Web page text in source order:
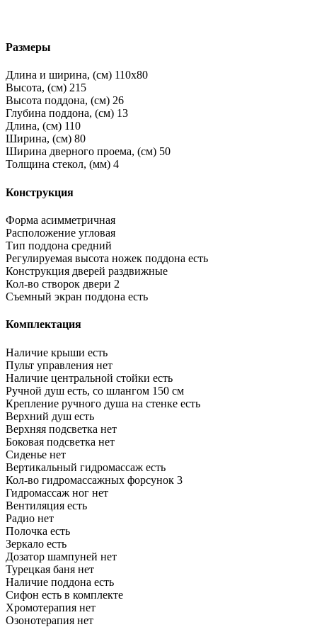
Размеры
Длина и ширина, (см) 110x80
Высота, (см) 215
Высота поддона, (см) 26
Глубина поддона, (см) 13
Длина, (см) 110
Ширина, (см) 80
Ширина дверного проема, (см) 50
Толщина стекол, (мм) 4
Конструкция
Форма асимметричная
Расположение угловая
Тип поддона средний
Регулируемая высота ножек поддона есть
Конструкция дверей раздвижные
Кол-во створок двери 2
Съемный экран поддона есть
Комплектация
Наличие крыши есть
Пульт управления нет
Наличие центральной стойки есть
Ручной душ есть, со шлангом 150 см
Крепление ручного душа на стенке есть
Верхний душ есть
Верхняя подсветка нет
Боковая подсветка нет
Сиденье нет
Вертикальный гидромассаж есть
Кол-во гидромассажных форсунок 3
Гидромассаж ног нет
Вентиляция есть
Радио нет
Полочка есть
Зеркало есть
Дозатор шампуней нет
Турецкая баня нет
Наличие поддона есть
Сифон есть в комплекте
Хромотерапия нет
Озонотерапия нет